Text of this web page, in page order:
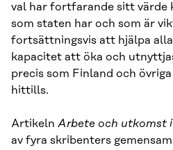
val har fortfarande sitt värde
som staten har och som är
fortsättningsvis att hjälpa
kapacitet att öka och
precis som Finland och
hittills.
Artikeln Arbete och utkomst
av fyra skribenters